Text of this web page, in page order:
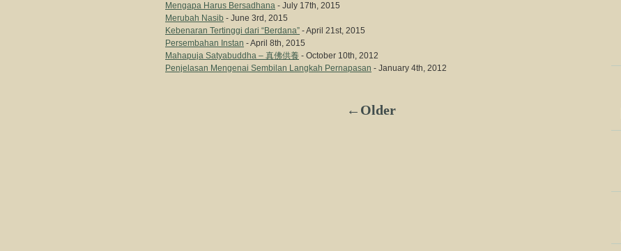
Mengapa Harus Bersadhana - July 17th, 2015
Merubah Nasib - June 3rd, 2015
Kebenaran Tertinggi dari “Berdana” - April 21st, 2015
Persembahan Instan - April 8th, 2015
Mahapuja Satyabuddha – 真佛供養 - October 10th, 2012
Penjelasan Mengenai Sembilan Langkah Pernapasan - January 4th, 2012
←Older